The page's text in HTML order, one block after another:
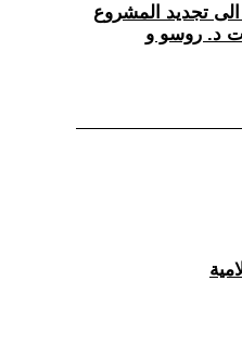
الى تجديد المشروع
د. روسو و